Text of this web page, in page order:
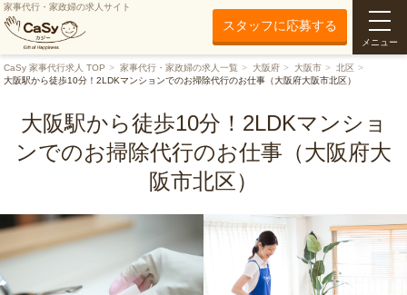
家事代行・家政婦の求人サイト
スタッフに応募する
メニュー
CaSy 家事代行求人 TOP 家事代行・家政婦の求人一覧 大阪府 大阪市
北区
大阪駅から徒歩10分！2LDKマンションでのお掃除代行のお仕事（大阪府大阪市北区）
大阪駅から徒歩10分！2LDKマンショ
ンでのお掃除代行のお仕事（大阪府大
阪市北区）